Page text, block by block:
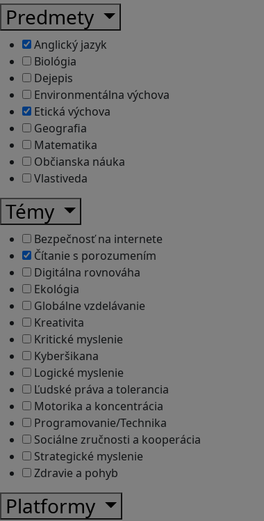
Predmety
Anglický jazyk
Biológia
Dejepis
Environmentálna výchova
Etická výchova
Geografia
Matematika
Občianska náuka
Vlastiveda
Témy
Bezpečnosť na internete
Čítanie s porozumením
Digitálna rovnováha
Ekológia
Globálne vzdelávanie
Kreativita
Kritické myslenie
Kyberšikana
Logické myslenie
Ľudské práva a tolerancia
Motorika a koncentrácia
Programovanie/Technika
Sociálne zručnosti a kooperácia
Strategické myslenie
Zdravie a pohyb
Platformy